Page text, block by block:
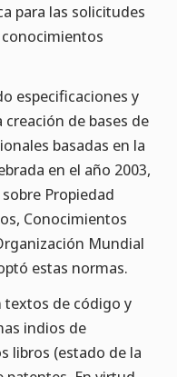
para las solicitudes
especificaciones y
de bases de
basadas en la
en el año 2003,
Propiedad
Conocimientos
Mundial
estas normas.
textos de código y
indios de
libros (estado de la